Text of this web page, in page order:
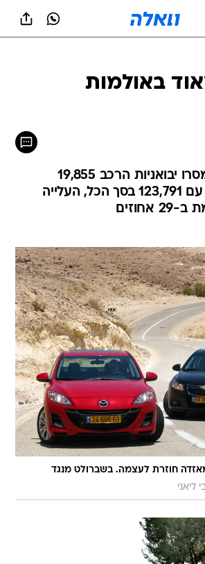
באולמות
בחודש האחרון מסרו יבואניות הרכב 19,855
מכוניות חדשות. עם 123,791 בסך הכל, העלייה
חוזרת לעצמה. בשברולט מנגד
ליאני